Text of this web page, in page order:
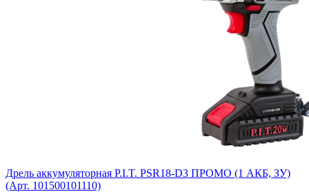
Дрель аккумуляторная P.I.T. PSR18-D3 ПРОМО (1 АКБ, ЗУ)
(Арт. 101500101110)